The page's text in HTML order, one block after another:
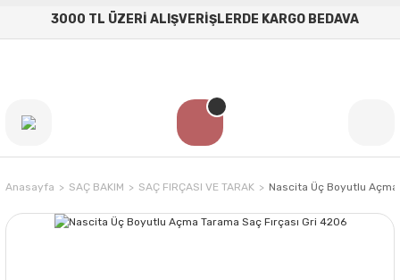
3000 TL ÜZERİ ALIŞVERİŞLERDE KARGO BEDAVA
Anasayfa SAÇ BAKIM SAÇ FIRÇASI VE TARAK Nascita Üç Boyutlu Açma